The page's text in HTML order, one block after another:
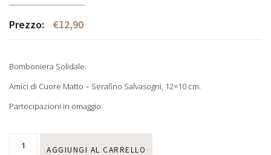
Prezzo: €12,90
Bomboniera Solidale.
Amici di Cuore Matto – Serafino Salvasogni, 12×10 cm.
Partecipazioni in omaggio.
AGGIUNGI AL CARRELLO